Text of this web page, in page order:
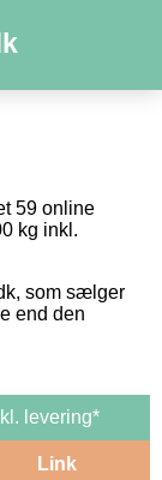
59 online
kg inkl.
som sælger
end den
levering*
Link